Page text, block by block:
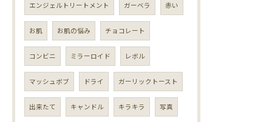
エンジェルトリートメント ガーベラ 赤い
お肌 お肌の悩み チョコレート
コンビニ ミラーロイド レボル
マッシュボブ ドライ ガーリックトースト
出来たて キャンドル キラキラ 写真